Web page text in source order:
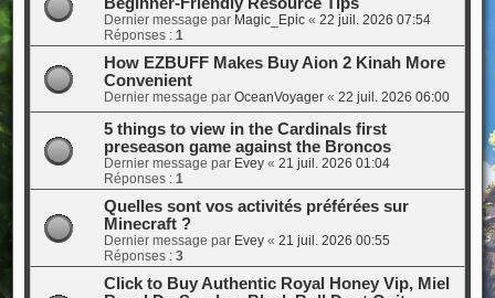
Dernier message par Magic_Epic« 22 juil. 2026 07:54
Réponses : 1
How EZBUFF Makes Buy Aion 2 Kinah More
Convenient
Dernier message par OceanVoyager« 22 juil. 2026 06:00
5 things to view in the Cardinals first
preseason game against the Broncos
Dernier message par Evey« 21 juil. 2026 01:04
Réponses : 1
Quelles sont vos activités préférées sur
Minecraft ?
Dernier message par Evey« 21 juil. 2026 00:55
Réponses : 3
Click to Buy Authentic Royal Honey Vip, Miel